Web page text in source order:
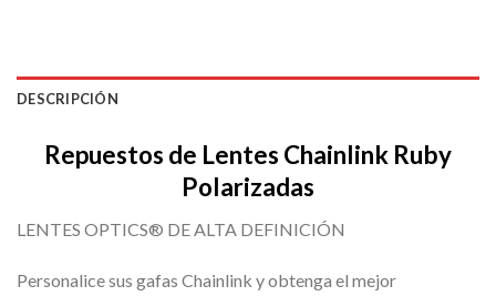
DESCRIPCIÓN
Repuestos de Lentes Chainlink Ruby
Polarizadas
LENTES OPTICS® DE ALTA DEFINICIÓN
Personalice sus gafas Chainlink y obtenga el mejor